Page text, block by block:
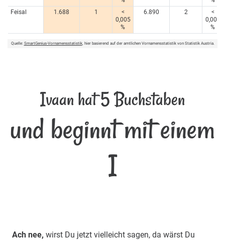
Feisal
1.688 1
<
0,005
%
6.890 2
<
0,005
%
Quelle: SmartGenius-Vornamensstatistik, hier basierend auf der amtlichen Vornamensstatistik von Statistik Austria.
Ivaan hat 5 Buchstaben
und beginnt mit einem
I
Ach nee, wirst Du jetzt vielleicht sagen, da wärst Du